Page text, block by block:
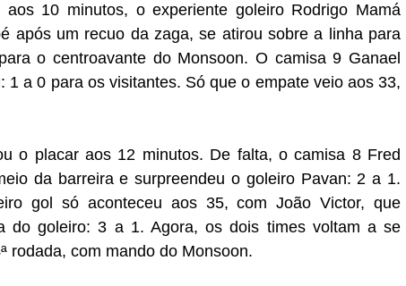
10 minutos, o experiente goleiro Rodrigo Mamá
após um recuo da zaga, se atirou sobre a linha para
o centroavante do Monsoon. O camisa 9 Ganael
1 a 0 para os visitantes. Só que o empate veio aos 33,
o placar aos 12 minutos. De falta, o camisa 8 Fred
da barreira e surpreendeu o goleiro Pavan: 2 a 1.
gol só aconteceu aos 35, com João Victor, que
do goleiro: 3 a 1. Agora, os dois times voltam a se
rodada, com mando do Monsoon.